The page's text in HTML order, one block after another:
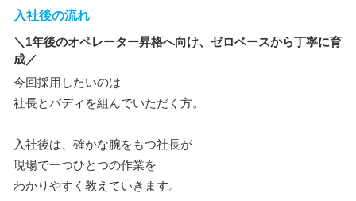
入社後の流れ
＼1年後のオペレーター昇格へ向け、ゼロベースから丁寧に育
成／
今回採用したいのは
社長とバディを組んでいただく方。
入社後は、確かな腕をもつ社長が
現場で一つひとつの作業を
わかりやすく教えていきます。